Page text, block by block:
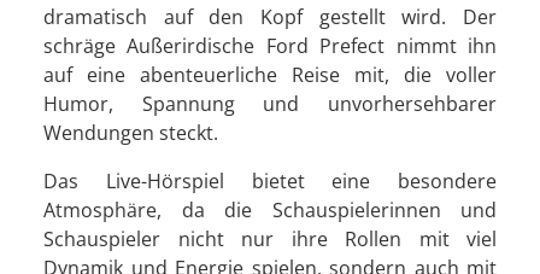
dramatisch auf den Kopf gestellt wird. Der
schräge Außerirdische Ford Prefect nimmt ihn
auf eine abenteuerliche Reise mit, die voller
Humor, Spannung und unvorhersehbarer
Wendungen steckt.
Das Live-Hörspiel bietet eine besondere
Atmosphäre, da die Schauspielerinnen und
Schauspieler nicht nur ihre Rollen mit viel
Dynamik und Energie spielen, sondern auch mit